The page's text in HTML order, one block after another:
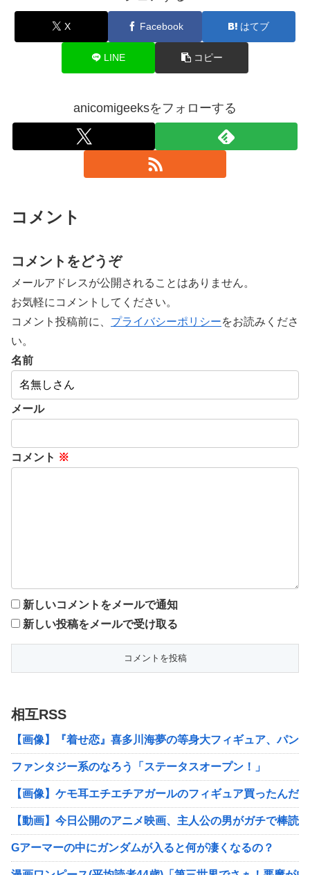
X Facebook はてブ
LINE コピー
anicomigeeksをフォローする
コメント
コメントをどうぞ
メールアドレスが公開されることはありません。
お気軽にコメントしてください。
コメント投稿前に、 プライバシーポリシーをお読みくださ
い。
名前
メール
コメント ※
新しいコメントをメールで通知
新しい投稿をメールで受け取る
相互RSS
【画像】『着せ恋』喜多川海夢の等身大フィギュア、パン
ファンタジー系のなろう「ステータスオープン！」
【画像】ケモ耳エチエチアガールのフィギュア買ったんだ
【動画】今日公開のアニメ映画、主人公の男がガチで棒読
Gアーマーの中にガンダムが入ると何が凄くなるの？